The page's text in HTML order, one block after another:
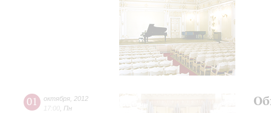
01 октября 2012
17:00
Пн